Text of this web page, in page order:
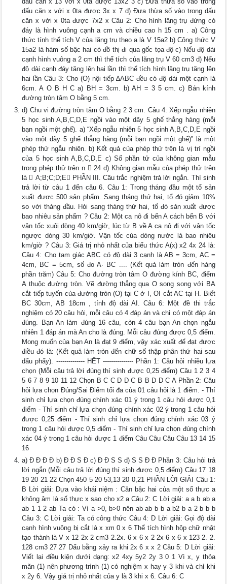
dấu căn x với x 0ta được 3x x 7 d) Đưa thừa số vào trong dấu
căn x với x 0ta được 7x2 x Câu 2: Cho hình lăng trụ đứng có
đáy là hình vuông cạnh a cm và chiều cao h 15 cm . a) Công
thức tính thể tích V của lăng trụ theo a là V 15a2 b) Công thức V
15a2 là hàm số bậc hai có đồ thị đi qua gốc tọa độ c) Nếu độ dài
cạnh hình vuông a 2 cm thì thể tích của lăng trụ V 60 cm3 d) Nếu
độ dài cạnh đáy tăng lên hai lần thì thể tích hình lăng trụ tăng lên
hai lần Câu 3: Cho (O) nội tiếp ∆ABC đều có độ dài một cạnh là
6cm. A O B H C a) BH = 3cm. b) AH = 3 5 cm. c) Bán kính
đường tròn tâm O bằng 5 cm.
d) Chu vi đường tròn tâm O bằng 2 3 cm. Câu 4: Xếp ngẫu nhiên
5 học sinh A,B,C,D,E ngồi vào một dãy 5 ghế thẳng hàng (mỗi
bạn ngồi một ghế). a) “Xếp ngẫu nhiên 5 học sinh A,B,C,D,E ngồi
vào một dãy 5 ghế thẳng hàng (mỗi bạn ngồi một ghế)” là một
phép thử ngẫu nhiên. b) Kết quả của phép thử trên là vị trí ngồi
của 5 học sinh A,B,C,D,E c) Số phần tử của không gian mẫu
trong phép thử trên n  24 d) Không gian mẫu của phép thử trên
là  A;B;C;D;E PHẦN III. Câu trắc nghiệm trả lời ngắn. Thí sinh
trả lời từ câu 1 đến câu 6. Câu 1: Trong tháng đầu một tổ sản
xuất được 500 sản phẩm. Sang tháng thứ hai, tổ đó giảm 10%
so với tháng đầu. Hỏi sang tháng thứ hai, tổ đó sản xuất được
bao nhiêu sản phẩm ? Câu 2: Một ca nô đi bến A cách bến B với
vận tốc xuôi dòng 40 km/giờ, lúc từ B về A ca nô đi với vận tốc
ngược dòng 30 km/giờ. Vận tốc của dòng nước là bao nhiêu
km/giờ ? Câu 3: Giá trị nhỏ nhất của biểu thức A(x) x2 4x 24 là:
Câu 4: Cho tam giác ABC có độ dài 3 cạnh là AB = 3cm, AC =
4cm, BC = 5cm, số đo A· BC .... (Kết quả làm tròn đến hàng
phần trăm) Câu 5: Cho đường tròn tâm O đường kính BC, điểm
A thuộc đường tròn. Vẽ đường thẳng qua O song song với BA
cắt tiếp tuyến của đường tròn (O) tại C ở I, OI cắt AC tại H. Biết
BC 30cm, AB 18cm , tính độ dài AI. Câu 6: Một đề thi trắc
nghiệm có 20 câu hỏi, mỗi câu có 4 đáp án và chỉ có một đáp án
đúng. Bạn An làm đúng 16 câu, còn 4 câu bạn An chọn ngẫu
nhiên 1 đáp án mà An cho là đúng. Mỗi câu đúng được 0,5 điểm.
Mong muốn của bạn An là đạt 9 điểm, vậy xác xuất để đạt được
điều đó là: (Kết quả làm tròn đến chữ số thập phân thứ hai sau
dấu phẩy). -------------- HẾT --------------- Phần 1: Câu hỏi nhiều lựa
chọn (Mỗi câu trả lời đúng thí sinh được 0,25 điểm) Câu 1 2 3 4
5 6 7 8 9 10 11 12 Chọn B C C D D C B B D D C A Phần 2: Câu
hỏi lựa chọn Đúng/Sai Điểm tối đa của 01 câu hỏi là 1 điểm. - Thí
sinh chỉ lựa chọn đúng chính xác 01 ý trong 1 câu hỏi được 0,1
điểm - Thí sinh chỉ lựa chọn đúng chính xác 02 ý trong 1 câu hỏi
được 0,25 điểm - Thí sinh chỉ lựa chọn đúng chính xác 03 ý
trong 1 câu hỏi được 0,5 điểm - Thí sinh chỉ lựa chọn đúng chính
xác 04 ý trong 1 câu hỏi được 1 điểm Câu Câu Câu Câu 13 14 15
16
a) Đ Đ Đ Đ b) Đ Đ S Đ c) Đ Đ S S d) S S Đ Đ Phần 3: Câu hỏi trả
lời ngắn (Mỗi câu trả lời đúng thí sinh được 0,5 điểm) Câu 17 18
19 20 21 22 Chọn 450 5 20 53,13 20 0,21 PHẦN LỜI GIẢI Câu 1:
B Lời giải: Dựa vào khái niệm : Căn bậc hai của một số thực a
không âm là số thực x sao cho x2 a Câu 2: C Lời giải: a a b ab a
ab 1 1 2 ab Ta có : Vì a >0, b>0 nên ab ab b b a b2 b a 2 b b b
Câu 3: C Lời giải: Ta có công thức Câu 4: D Lời giải: Gọi độ dài
cạnh hình vuông bị cắt là x xm 0 x 6 Thể tích hình hộp chữ nhật
tạo thành là V x 12 2x 2 cm3 2.2x. 6 x 6 x 2 2x 6 x 6 x 123 2. 2.
128 cm3 27 27 Dấu bằng xảy ra khi 2x 6 x x 2 Câu 5: D Lời giải:
Viết lại điều kiện dưới dạng: x2 4xy 5y2 2y 3 0 1 Vì x, y thỏa
mãn (1) nên phương trình (1) có nghiệm x hay y 3 khi và chỉ khi
x 2y 6. Vậy giá trị nhỏ nhất của y là 3 khi x 6. Câu 6: C